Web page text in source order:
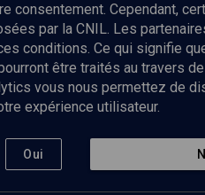
Nos Chaines
Culture
consentement. Cependant,
par la CNIL. Les
conditions. Ce qui signifie
être traités au travers
vous nous permettez de
expérience utilisateur.
Oui